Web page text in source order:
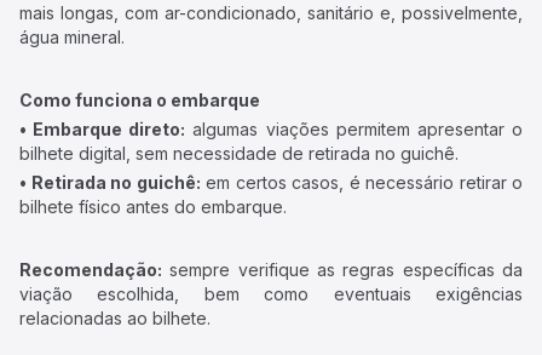
mais longas, com ar-condicionado, sanitário e, possivelmente,
água mineral.
Como funciona o embarque
• Embarque direto: algumas viações permitem apresentar o
bilhete digital, sem necessidade de retirada no guichê.
• Retirada no guichê: em certos casos, é necessário retirar o
bilhete físico antes do embarque.
Recomendação: sempre verifique as regras específicas da
viação escolhida, bem como eventuais exigências
relacionadas ao bilhete.